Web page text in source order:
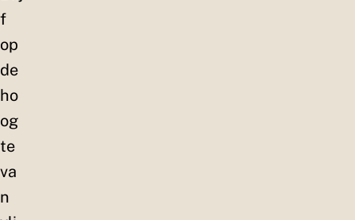
f
op
de
ho
og
te
va
n